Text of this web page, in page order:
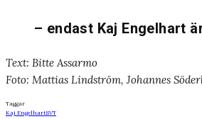
– endast Kaj Engelhart
Text: Bitte Assarmo
Foto: Mattias Lindström, Johannes
Taggar
Kaj EngelhartSVT